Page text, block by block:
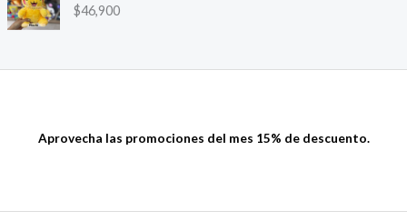
$46,900
Aprovecha las promociones del mes 15% de descuento.